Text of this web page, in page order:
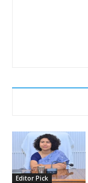
Editor Pick